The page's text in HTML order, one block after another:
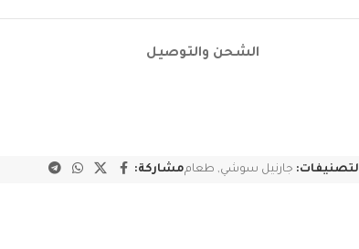
الشحن والتوصيل
جارنيل سوشي, طعاممشاركة: